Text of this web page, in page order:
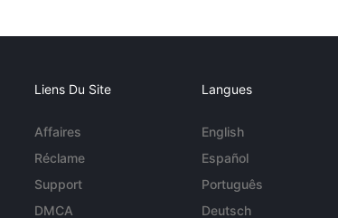
Liens Du Site
Affaires
Réclame
Support
DMCA
Langues
English
Español
Português
Deutsch